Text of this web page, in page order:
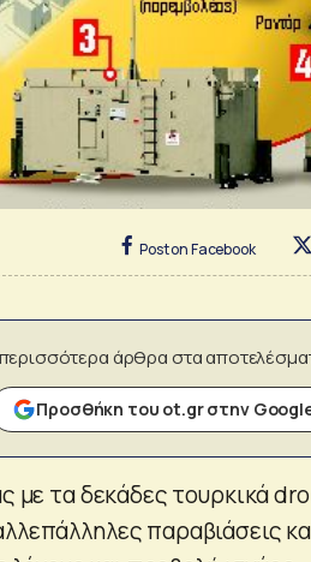
Post on Facebook
άρθρα στα
Προσθήκη του ot.gr στην
με τα δεκάδες τουρκικά
παραβιάσεις